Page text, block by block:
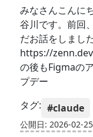
みなさんこんに
谷川です。前回
だお話をしました
https://
の後もFigmaの
プデー
タグ: #claude
公開日: 2026-02-